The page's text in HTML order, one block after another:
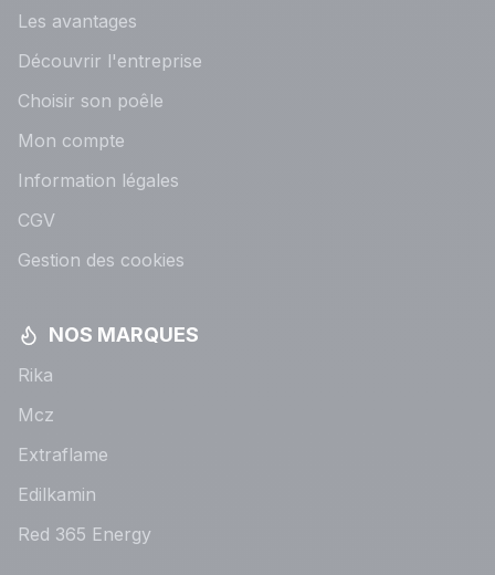
Les avantages
Découvrir l'entreprise
Choisir son poêle
Mon compte
Information légales
CGV
Gestion des cookies
NOS MARQUES
Rika
Mcz
Extraflame
Edilkamin
Red 365 Energy